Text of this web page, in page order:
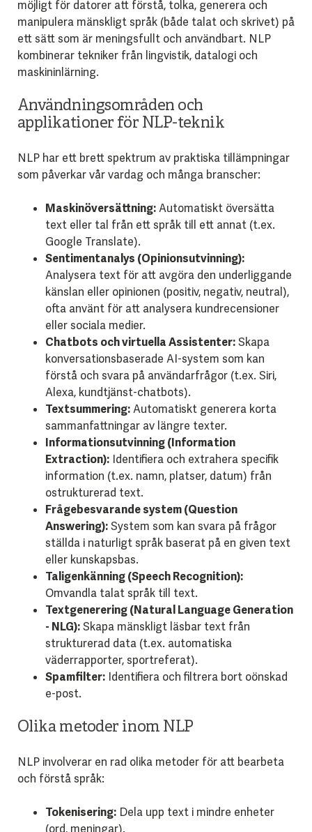
möjligt för datorer att förstå, tolka, generera och
manipulera mänskligt språk (både talat och skrivet) på
ett sätt som är meningsfullt och användbart. NLP
kombinerar tekniker från lingvistik, datalogi och
maskininlärning.
Användningsområden och
applikationer för NLP-teknik
NLP har ett brett spektrum av praktiska tillämpningar
som påverkar vår vardag och många branscher:
Maskinöversättning:Automatiskt översätta
text eller tal från ett språk till ett annat (t.ex.
Google Translate).
Sentimentanalys (Opinionsutvinning):
Analysera text för att avgöra den underliggande
känslan eller opinionen (positiv, negativ, neutral),
ofta använt för att analysera kundrecensioner
eller sociala medier.
Chatbots och virtuella Assistenter:Skapa
konversationsbaserade AI-system som kan
förstå och svara på användarfrågor (t.ex. Siri,
Alexa, kundtjänst-chatbots).
Textsummering:Automatiskt generera korta
sammanfattningar av längre texter.
Informationsutvinning (Information
Extraction):Identifiera och extrahera specifik
information (t.ex. namn, platser, datum) från
ostrukturerad text.
Frågebesvarande system (Question
Answering):System som kan svara på frågor
ställda i naturligt språk baserat på en given text
eller kunskapsbas.
Taligenkänning (Speech Recognition):
Omvandla talat språk till text.
Textgenerering (Natural Language Generation
- NLG):Skapa mänskligt läsbar text från
strukturerad data (t.ex. automatiska
väderrapporter, sportreferat).
Spamfilter:Identifiera och filtrera bort oönskad
e-post.
Olika metoder inom NLP
NLP involverar en rad olika metoder för att bearbeta
och förstå språk:
Tokenisering:Dela upp text i mindre enheter
(ord, meningar).